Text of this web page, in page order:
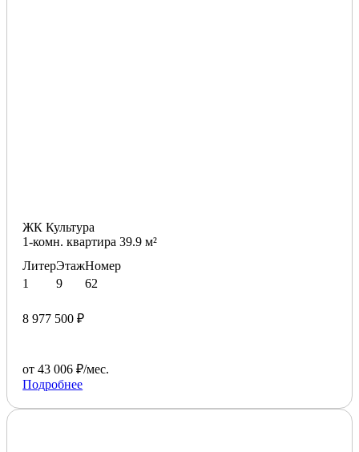
ЖК Культура
1-комн. квартира 39.9 м²
Литер
1
Этаж
9
Номер
62
8 977 500 ₽
от 43 006 ₽/мес.
Подробнее